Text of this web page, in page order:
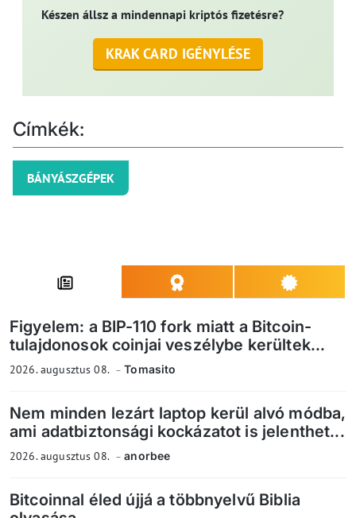
Készen állsz a mindennapi kriptós fizetésre?
KRAK CARD IGÉNYLÉSE
Címkék:
BÁNYÁSZGÉPEK
Figyelem: a BIP-110 fork miatt a Bitcoin-
tulajdonosok coinjai veszélybe kerültek...
2026. augusztus 08. Tomasito
Nem minden lezárt laptop kerül alvó módba,
ami adatbiztonsági kockázatot is jelenthet...
2026. augusztus 08. anorbee
Bitcoinnal éled újjá a többnyelvű Biblia